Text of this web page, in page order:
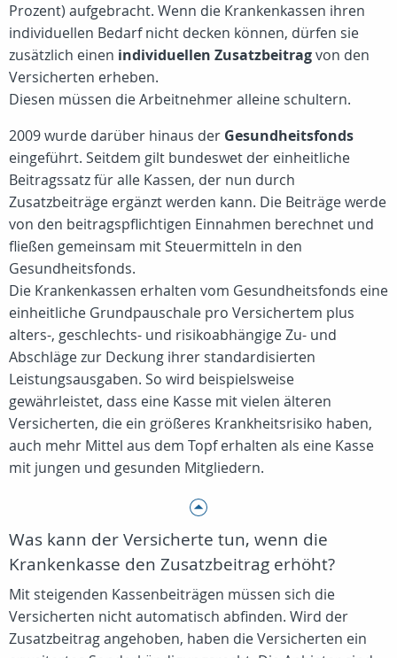
Prozent) aufgebracht. Wenn die Krankenkassen ihren
individuellen Bedarf nicht decken können, dürfen sie
zusätzlich einen individuellen Zusatzbeitragvon den
Versicherten erheben.
Diesen müssen die Arbeitnehmer alleine schultern.
2009 wurde darüber hinaus der Gesundheitsfonds
eingeführt. Seitdem gilt bundeswet der einheitliche
Beitragssatz für alle Kassen, der nun durch
Zusatzbeiträge ergänzt werden kann. Die Beiträge werde
von den beitragspflichtigen Einnahmen berechnet und
fließen gemeinsam mit Steuermitteln in den
Gesundheitsfonds.
Die Krankenkassen erhalten vom Gesundheitsfonds eine
einheitliche Grundpauschale pro Versichertem plus
alters-, geschlechts- und risikoabhängige Zu- und
Abschläge zur Deckung ihrer standardisierten
Leistungsausgaben. So wird beispielsweise
gewährleistet, dass eine Kasse mit vielen älteren
Versicherten, die ein größeres Krankheitsrisiko haben,
auch mehr Mittel aus dem Topf erhalten als eine Kasse
mit jungen und gesunden Mitgliedern.
Was kann der Versicherte tun, wenn die
Krankenkasse den Zusatzbeitrag erhöht?
Mit steigenden Kassenbeiträgen müssen sich die
Versicherten nicht automatisch abfinden. Wird der
Zusatzbeitrag angehoben, haben die Versicherten ein